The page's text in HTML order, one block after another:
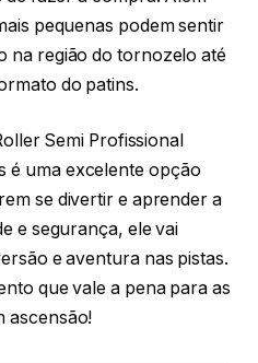
pequenas podem sentir
na região do tornozelo até
do patins.
Semi Profissional
é uma excelente opção
se divertir e aprender a
e segurança, ele vai
e aventura nas pistas.
que vale a pena para as
ascensão!